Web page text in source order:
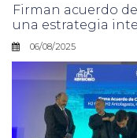
Firman acuerdo
una estrategia
06/08/2025